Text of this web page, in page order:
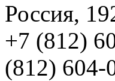
Россия,
+7 (812)
(812) 604-